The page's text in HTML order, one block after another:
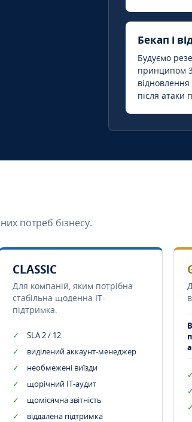
Бекап і
Будуємо
принципом
відновлення
після атаки
потреб бізнесу.
CLASSIC
Для компаній, яким потрібна
стабільна щоденна IT-
підтримка.
SLA 2 / 12
виділений аккаунт-менеджер
необмежені виїзди
щорічний IT-аудит
щомісячна звітність
віддалена підтримка